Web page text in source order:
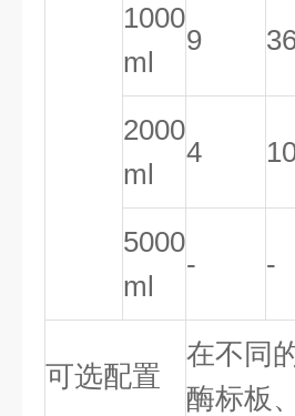
1000
ml
9
2000
ml
4
5000
ml
- -
可选配置
在不同
酶标板